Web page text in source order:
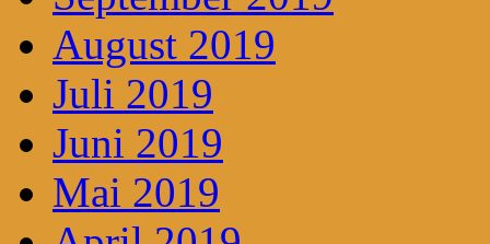
August 2019
Juli 2019
Juni 2019
Mai 2019